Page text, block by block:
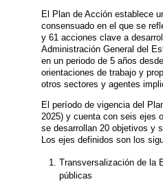
El Plan de Acción establece
consensuado en el que se
y 61 acciones clave a
Administración General del
en un periodo de 5 años
orientaciones de trabajo y
otros sectores y agentes
El período de vigencia del
2025) y cuenta con seis ejes
se desarrollan 20 objetivos y
Los ejes definidos son los
Transversalización de la
públicas